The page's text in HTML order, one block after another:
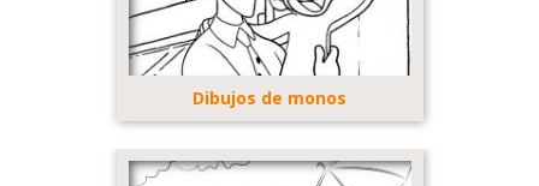
Dibujos de monos